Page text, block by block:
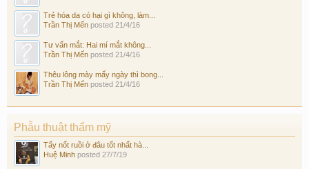
Trẻ hóa da có hại gì không, làm...
Trần Thị Mến posted 21/4/16
Tư vấn mắt: Hai mí mắt không...
Trần Thị Mến posted 21/4/16
Thêu lông mày mấy ngày thì bong...
Trần Thị Mến posted 21/4/16
Phẫu thuật thẩm mỹ
Tẩy nốt ruồi ở đâu tốt nhất hà...
Huệ Minh posted 27/7/19